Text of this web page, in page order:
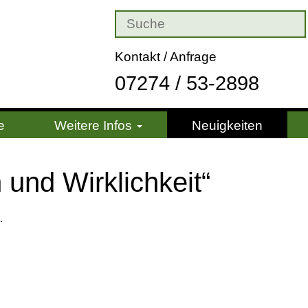
Kontakt / Anfrage
07274 / 53-2898
Weitere Infos Neuigkeiten
Wirk­lich­keit“
.